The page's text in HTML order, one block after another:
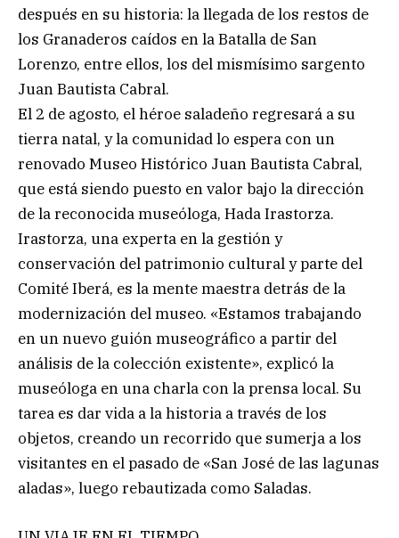
después en su historia: la llegada de los restos de
los Granaderos caídos en la Batalla de San
Lorenzo, entre ellos, los del mismísimo sargento
Juan Bautista Cabral.
El 2 de agosto, el héroe saladeño regresará a su
tierra natal, y la comunidad lo espera con un
renovado Museo Histórico Juan Bautista Cabral,
que está siendo puesto en valor bajo la dirección
de la reconocida museóloga, Hada Irastorza.
Irastorza, una experta en la gestión y
conservación del patrimonio cultural y parte del
Comité Iberá, es la mente maestra detrás de la
modernización del museo. «Estamos trabajando
en un nuevo guión museográfico a partir del
análisis de la colección existente», explicó la
museóloga en una charla con la prensa local. Su
tarea es dar vida a la historia a través de los
objetos, creando un recorrido que sumerja a los
visitantes en el pasado de «San José de las lagunas
aladas», luego rebautizada como Saladas.